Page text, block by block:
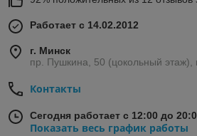
Работает с 14.02.2012
г. Минск
пр. Пушкина, 50 (цокольный
Контакты
Сегодня работает с 12:00 до
Показать весь график работы